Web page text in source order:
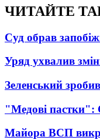
ЧИТАЙТЕ
Суд обрав
Уряд ухвалив
Зеленський
"Медові пастки":
Майора ВСП